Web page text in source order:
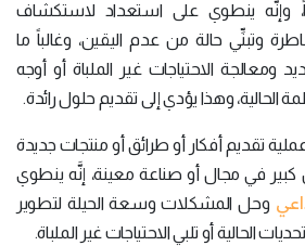
وإنَّه ينطوي على استعداد لاستكشاف
وتبنِّي حالة من عدم اليقين، وغالباً ما
ومعالجة الاحتياجات غير الملباة أو أوجه
الحالية، وهذا يؤدي إلى تقديم حلول رائدة.
تقديم أفكار أو طرائق أو منتجات جديدة
كبير في مجال أو صناعة معينة، إنَّه ينطوي
وحل المشكلات وسعة الحيلة لتطوير
الحالية أو تلبي الاحتياجات غير الملباة.